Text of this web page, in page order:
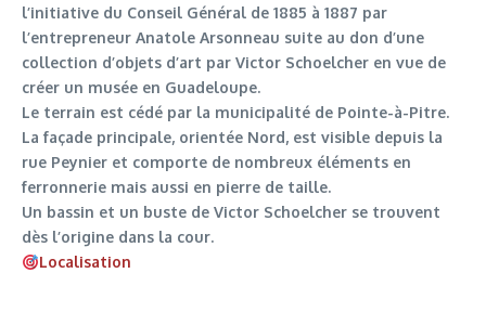
l’initiative du Conseil Général de 1885 à 1887 par
l’entrepreneur Anatole Arsonneau suite au don d’une
collection d’objets d’art par Victor Schoelcher en vue de
créer un musée en Guadeloupe.
Le terrain est cédé par la municipalité de Pointe-à-Pitre.
La façade principale, orientée Nord, est visible depuis la
rue Peynier et comporte de nombreux éléments en
ferronnerie mais aussi en pierre de taille.
Un bassin et un buste de Victor Schoelcher se trouvent
dès l’origine dans la cour.
Localisation